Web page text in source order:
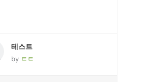
테스트
by ㅌㅌ